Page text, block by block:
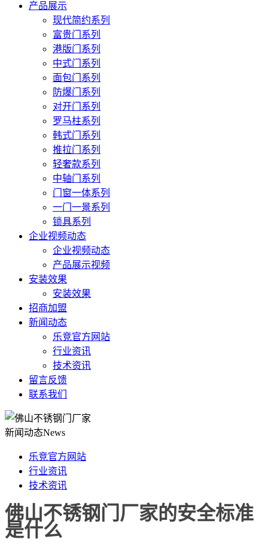
产品展示
现代简约系列
富贵门系列
港版门系列
中式门系列
面包门系列
防爆门系列
对开门系列
罗马柱系列
韩式门系列
推拉门系列
轻奢款系列
中轴门系列
门窗一体系列
一门一景系列
锁具系列
企业视频动态
企业视频动态
产品展示视频
安装效果
安装效果
招商加盟
新闻动态
乐竞官方网站
行业资讯
技术资讯
留言反馈
联系我们
新闻动态News
乐竞官方网站
行业资讯
技术资讯
佛山不锈钢门厂家的安全标准
是什么